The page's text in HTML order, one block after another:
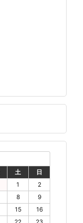
土 日
1
2
8
9
15
16